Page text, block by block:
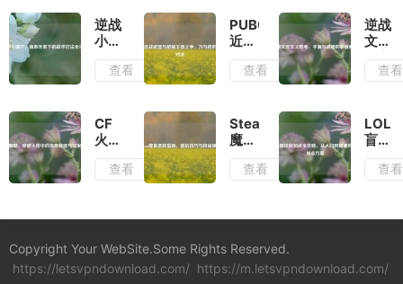
清零
原因
复方
法
的挑
战与
细教
程
逆战
小僵
尸，
萌系
战术
打法
全攻
查看
PUBG
近战
武器
与枪
争，
刀与
巅峰
对决
查看
逆战
文言
文之
与语
境的
解析
查看
CF
火麒
麟，
穿越
传奇
与玩
家情
查看
Steam
魔盒
退款
技巧
益保
障
查看
LOL
盲僧
技能
加点
从入
的完
查看
Copyright Your WebSite.Some Rights Reserved.
https://letsvpndownload.com/ https://m.letsvpndownload.com/